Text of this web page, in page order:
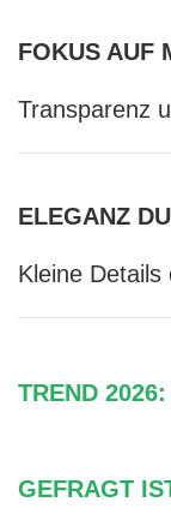
FOKUS AUF
Transparenz
ELEGANZ
Kleine
TREND
GEFRAGT